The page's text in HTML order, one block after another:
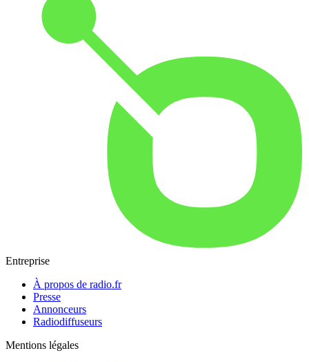
Entreprise
À propos de radio.fr
Presse
Annonceurs
Radiodiffuseurs
Mentions légales